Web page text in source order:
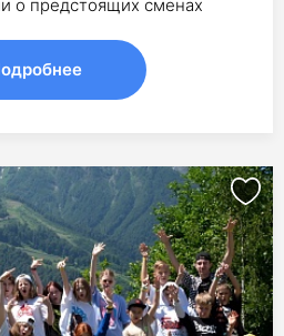
о предстоящих сменах